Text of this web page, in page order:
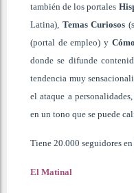
también de los portales
Latina), Temas Curiosos
(portal de empleo) y
donde se difunde
tendencia muy
el ataque a
en un tono que se puede
Tiene 20.000 seguidores
El Matinal